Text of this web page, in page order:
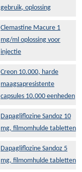
gebruik, oplossing
Clemastine Macure 1
mg/ml oplossing voor
injectie
Creon 10.000, harde
maagsapresistente
capsules 10.000 eenheden
Dapagliflozine Sandoz 10
mg, filmomhulde tabletten
Dapagliflozine Sandoz 5
mg, filmomhulde tabletten